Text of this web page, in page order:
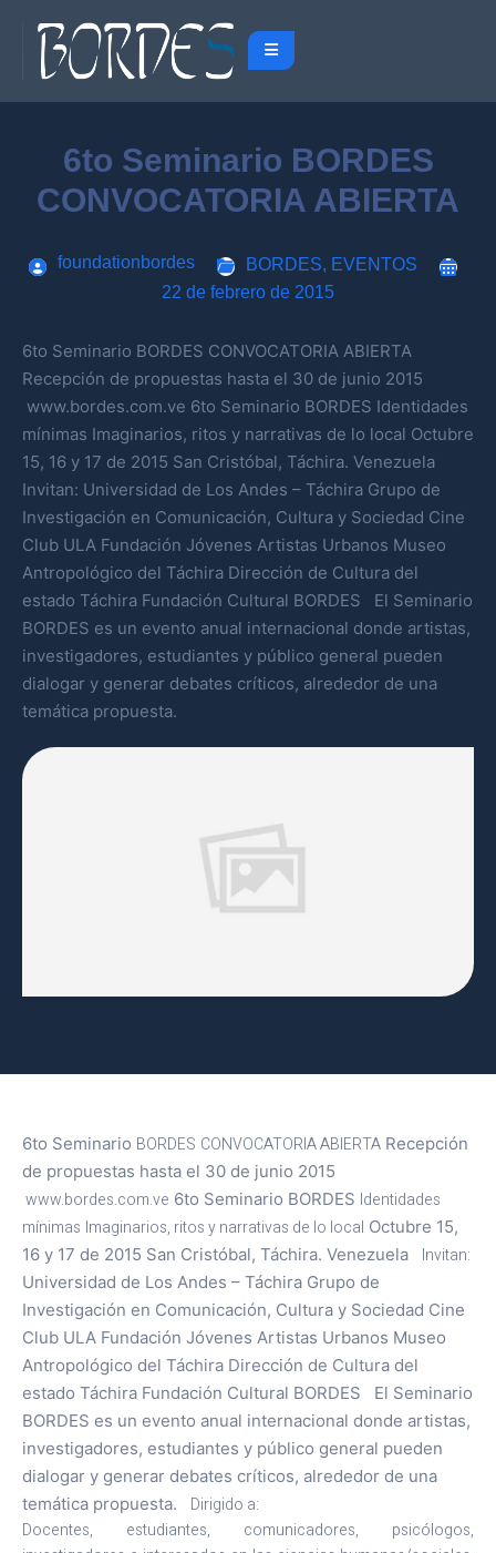
6to Seminario BORDES
CONVOCATORIA ABIERTA
foundationbordes BORDES, EVENTOS
22 de febrero de 2015
6to Seminario BORDES CONVOCATORIA ABIERTA
Recepción de propuestas hasta el 30 de junio 2015
www.bordes.com.ve 6to Seminario BORDES Identidades
mínimas Imaginarios, ritos y narrativas de lo local Octubre
15, 16 y 17 de 2015 San Cristóbal, Táchira. Venezuela
Invitan: Universidad de Los Andes – Táchira Grupo de
Investigación en Comunicación, Cultura y Sociedad Cine
Club ULA Fundación Jóvenes Artistas Urbanos Museo
Antropológico del Táchira Dirección de Cultura del
estado Táchira Fundación Cultural BORDES El Seminario
BORDES es un evento anual internacional donde artistas,
investigadores, estudiantes y público general pueden
dialogar y generar debates críticos, alrededor de una
temática propuesta.
6to Seminario BORDES CONVOCATORIA ABIERTA Recepción
de propuestas hasta el 30 de junio 2015
www.bordes.com.ve 6to Seminario BORDES Identidades
mínimas Imaginarios, ritos y narrativas de lo local Octubre 15,
16 y 17 de 2015 San Cristóbal, Táchira. Venezuela Invitan:
Universidad de Los Andes – Táchira Grupo de
Investigación en Comunicación, Cultura y Sociedad Cine
Club ULA Fundación Jóvenes Artistas Urbanos Museo
Antropológico del Táchira Dirección de Cultura del
estado Táchira Fundación Cultural BORDES El Seminario
BORDES es un evento anual internacional donde artistas,
investigadores, estudiantes y público general pueden
dialogar y generar debates críticos, alrededor de una
temática propuesta. Dirigido a:
Docentes, estudiantes, comunicadores, psicólogos,